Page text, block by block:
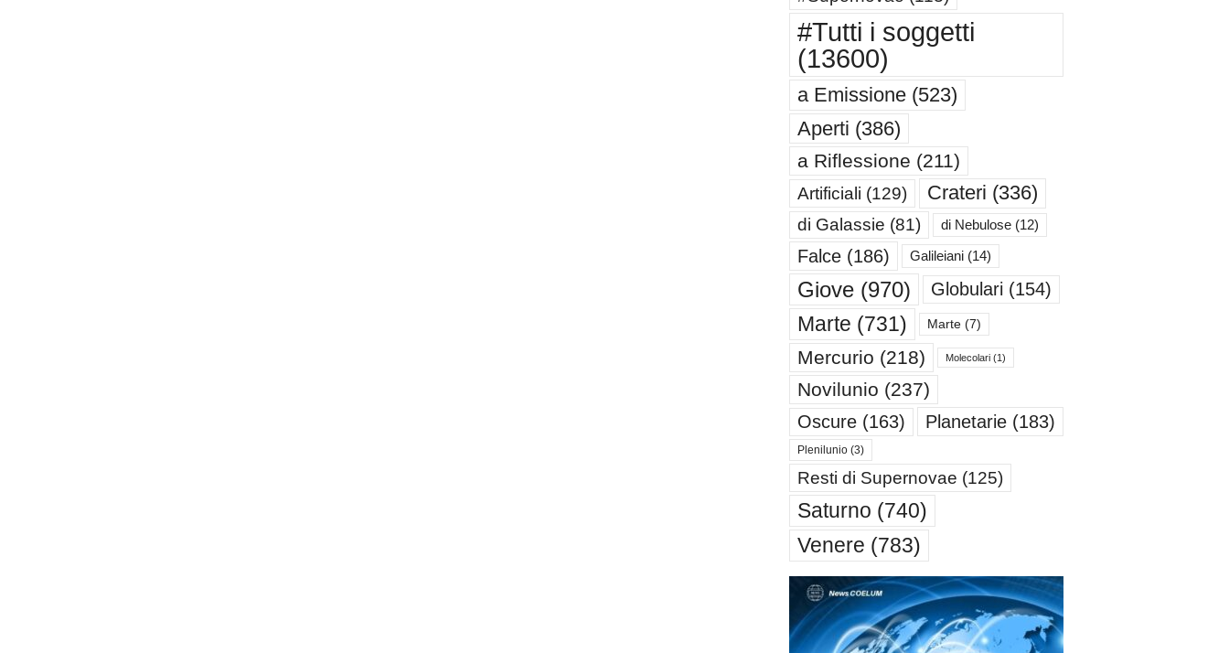
#Tutti i soggetti
(13600)
a Emissione(523)
Aperti (386)
a Riflessione (211)
Artificiali (129) Crateri (336)
di Galassie (81) di Nebulose(12)
Falce(186) Galileiani(14)
Giove(970) Globulari (154)
Marte (731) Marte(7)
Mercurio (218) Molecolari(1)
Novilunio (237)
Oscure(163) Planetarie(183)
Plenilunio(3)
Resti di Supernovae (125)
Saturno (740)
Venere (783)